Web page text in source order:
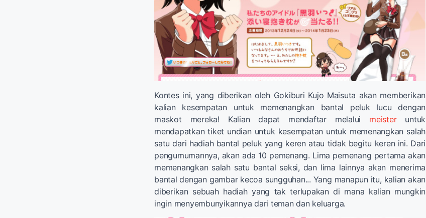
Kontes ini, yang diberikan oleh Gokiburi Kujo Maisuta akan memberikan
kalian kesempatan untuk memenangkan bantal peluk lucu dengan
maskot mereka! Kalian dapat mendaftar melalui meisteruntuk
mendapatkan tiket undian untuk kesempatan untuk memenangkan salah
satu dari hadiah bantal peluk yang keren atau tidak begitu keren ini. Dari
pengumumannya, akan ada 10 pemenang. Lima pemenang pertama akan
memenangkan salah satu bantal seksi, dan lima lainnya akan menerima
bantal dengan gambar kecoa sungguhan... Yang manapun itu, kalian akan
diberikan sebuah hadiah yang tak terlupakan di mana kalian mungkin
ingin menyembunyikannya dari teman dan keluarga.